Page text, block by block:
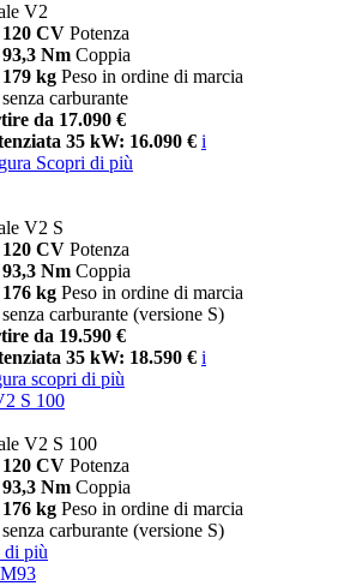
V2
120 CV Potenza
93,3 Nm Coppia
179 kg Peso in ordine di marcia
senza carburante
da 17.090 €
35 kW: 16.090 € i
Scopri di più
V2 S
120 CV Potenza
93,3 Nm Coppia
176 kg Peso in ordine di marcia
senza carburante (versione S)
da 19.590 €
35 kW: 18.590 € i
scopri di più
S 100
V2 S 100
120 CV Potenza
93,3 Nm Coppia
176 kg Peso in ordine di marcia
senza carburante (versione S)
di più